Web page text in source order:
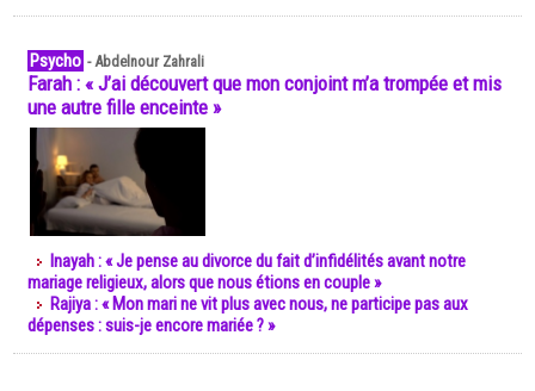
Psycho -Abdelnour Zahrali
Farah : « J’ai découvert que mon conjoint m’a trompée et mis
une autre fille enceinte »
Inayah : « Je pense au divorce du fait d’infidélités avant notre
mariage religieux, alors que nous étions en couple »
Rajiya : « Mon mari ne vit plus avec nous, ne participe pas aux
dépenses : suis-je encore mariée ? »